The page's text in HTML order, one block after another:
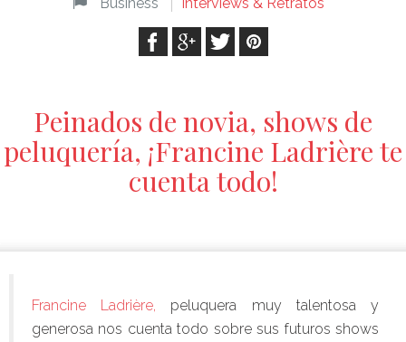
Peinados de novia, shows de
peluquería, ¡Francine Ladrière te
cuenta todo!
Francine Ladrière, peluquera muy talentosa y
generosa nos cuenta todo sobre sus futuros shows